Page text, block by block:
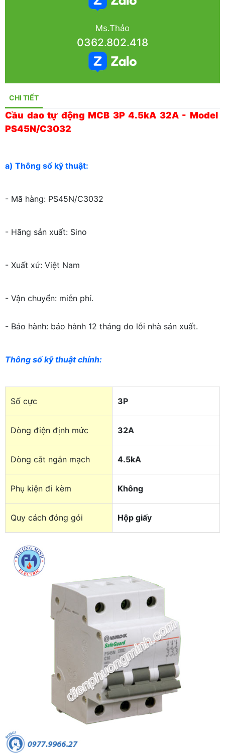
Ms.Thảo
0362.802.418
CHI TIẾT
Cầu dao tự động MCB 3P 4.5kA 32A - Model
PS45N/C3032
a) Thông số kỹ thuật:
- Mã hàng: PS45N/C3032
- Hãng sản xuất: Sino
- Xuất xứ: Việt Nam
- Vận chuyển: miễn phí.
- Bảo hành: bảo hành 12 tháng do lỗi nhà sản xuất.
Thông số kỹ thuật chính:
Số cực 3P
Dòng điện định mức 32A
Dòng cắt ngắn mạch 4.5kA
Phụ kiện đi kèm Không
Quy cách đóng gói Hộp giấy